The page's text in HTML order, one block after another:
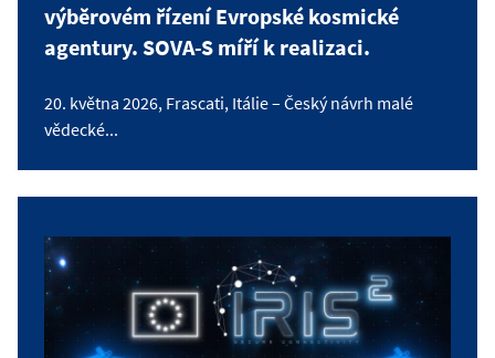
výběrovém řízení Evropské kosmické
agentury. SOVA-S míří k realizaci.
20. května 2026, Frascati, Itálie – Český návrh malé
vědecké...